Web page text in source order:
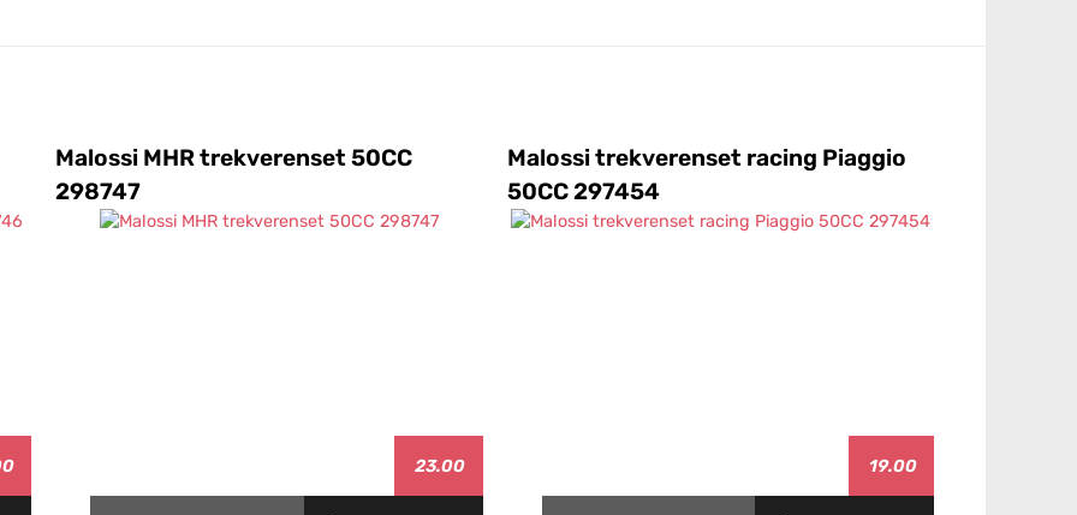
Malossi MHR trekverenset 50CC
298747
23.00
Malossi trekverenset racing Piaggio
50CC 297454
19.00